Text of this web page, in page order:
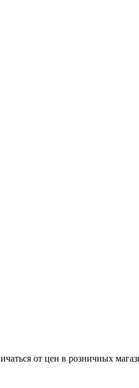
от цен в розничных